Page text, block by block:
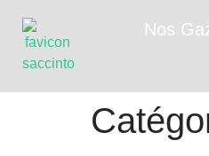
Nos